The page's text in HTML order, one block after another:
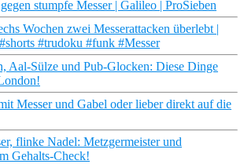
stumpfe Messer | Galileo | ProSieben
Wochen zwei Messerattacken überlebt |
#trudoku #funk #Messer
Aal-Sülze und Pub-Glocken: Diese Dinge
Messer und Gabel oder lieber direkt auf die
flinke Nadel: Metzgermeister und
Gehalts-Check!